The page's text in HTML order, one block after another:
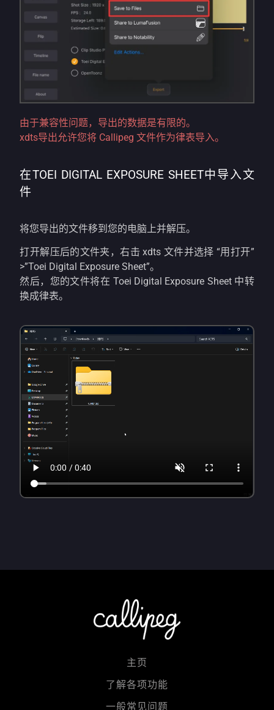
由于兼容性问题，导出的数据是有限的。
xdts导出允许您将 Callipeg 文件作为律表导入。
在TOEI DIGITAL EXPOSURE SHEET中导入文
件
将您导出的文件移到您的电脑上并解压。
打开解压后的文件夹，右击 xdts 文件并选择 “用打开”
>”Toei Digital Exposure Sheet”。
然后，您的文件将在 Toei Digital Exposure Sheet 中转
换成律表。
主页
了解各项功能
一般常见问题